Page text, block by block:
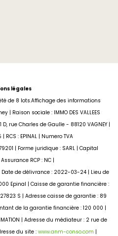
légales
de 8 lots.Affichage des informations
| Raison sociale : IMMO DES VALLEES
D, rue Charles de Gaulle - 88120 VAGNEY |
RCS : EPINAL | Numero TVA
| Forme juridique : SARL | Capital
RCP : NC |
Date de délivrance : 2022-03-24 | Lieu de
Epinal | Caisse de garantie financière :
S | Adresse caisse de garantie : 89
de la garantie financière : 120 000 |
| Adresse du médiateur : 2 rue de
du site : www.anm-conso.com |